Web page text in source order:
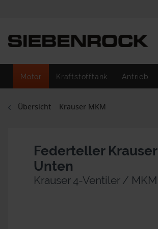
Motor Kraftstofftank Antrieb
Übersicht Krauser MKM
Federteller Krauser
Unten
Krauser 4-Ventiler / MKM